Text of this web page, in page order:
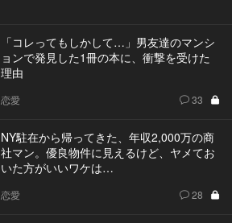
「コレってもしかして…」男友達のマンシ
ョンで発見した1冊の本に、衝撃を受けた
理由
恋愛 33
NY駐在から帰ってきた、年収2,000万の商
社マン。優良物件に見えるけど、ヤメてお
いた方がいいワケは…
恋愛 28